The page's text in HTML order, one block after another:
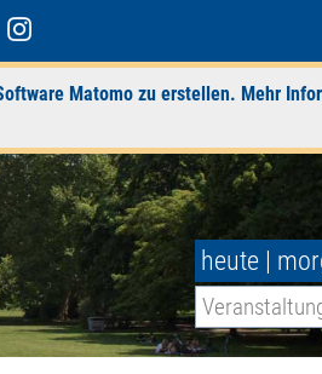
Matomo zu erstellen. Mehr
heute |